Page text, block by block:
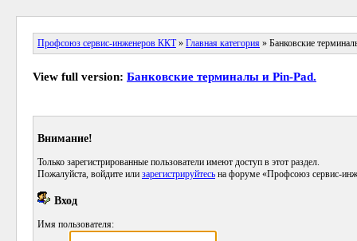
Профсоюз сервис-инженеров ККТ» Главная категория » Банковские
View full version: Банковские терминалы и Pin-Pad.
Внимание!
Только зарегистрированные пользователи имеют доступ в этот раздел.
Пожалуйста, войдите или зарегистрируйтесь на форуме «Профсоюз сервис-
Вход
Имя пользователя: